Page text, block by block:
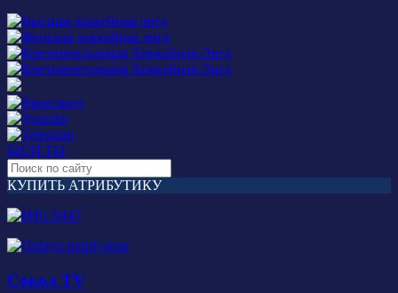
БИЛЕТЫ
КУПИТЬ АТРИБУТИКУ
Сокол TV